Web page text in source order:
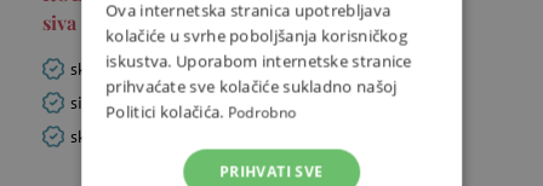
siva
sklopivi dječji set za vrtne proslave i piknike
sigurni zaobljeni rubovi i čvrsta konstrukcija
sklopivi dizajn za jednostavno spremanje
Ova internetska stranica upotrebljava
kolačiće u svrhe poboljšanja korisničkog
iskustva. Uporabom internetske stranice
prihvaćate sve kolačiće sukladno našoj
Politici kolačića. Podrobno
PRIHVATI SVE